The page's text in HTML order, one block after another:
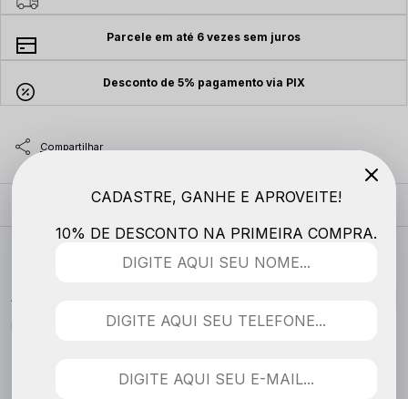
Parcele em até 6 vezes sem juros
Desconto de 5% pagamento via PIX
MODELO VESTE
Nenhuma avaliação cadastrada para esse produto.
CADASTRE, GANHE E APROVEITE!
10% DE DESCONTO NA PRIMEIRA COMPRA.